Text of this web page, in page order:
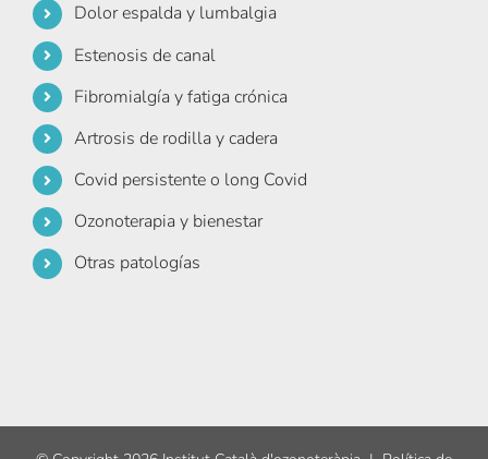
Dolor espalda y lumbalgia
Estenosis de canal
Fibromialgía y fatiga crónica
Artrosis de rodilla y cadera
Covid persistente o long Covid
Ozonoterapia y bienestar
Otras patologías